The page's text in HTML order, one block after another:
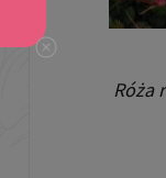
Róża